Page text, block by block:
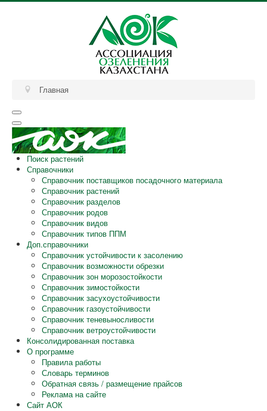
Главная
Поиск растений
Справочники
Справочник поставщиков посадочного материала
Справочник растений
Справочник разделов
Справочник родов
Справочник видов
Справочник типов ППМ
Доп.справочники
Справочник устойчивости к засолению
Справочник возможности обрезки
Справочник зон морозостойкости
Справочник зимостойкости
Справочник засухоустойчивости
Справочник газоустойчивости
Справочник теневыносливости
Справочник ветроустойчивости
Консолидированная поставка
О программе
Правила работы
Словарь терминов
Обратная связь / размещение прайсов
Реклама на сайте
Сайт АОК